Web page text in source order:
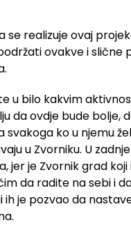
se realizuje ovaj
ovakve i slične
u bilo kakvim
da ovdje bude bolje,
ko u njemu
u Zvorniku. U
jer je Zvornik grad
da radite na sebi i
je pozvao da